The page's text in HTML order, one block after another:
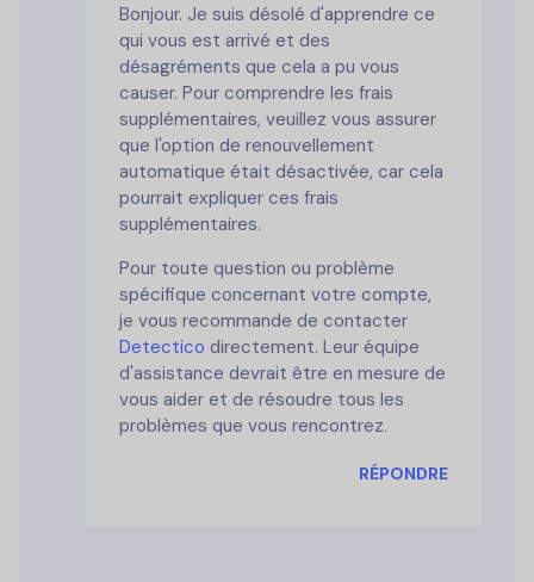
Bonjour. Je suis désolé d'apprendre ce
qui vous est arrivé et des
désagréments que cela a pu vous
causer. Pour comprendre les frais
supplémentaires, veuillez vous assurer
que l'option de renouvellement
automatique était désactivée, car cela
pourrait expliquer ces frais
supplémentaires.
Pour toute question ou problème
spécifique concernant votre compte,
je vous recommande de contacter
Detectico directement. Leur équipe
d'assistance devrait être en mesure de
vous aider et de résoudre tous les
problèmes que vous rencontrez.
RÉPONDRE